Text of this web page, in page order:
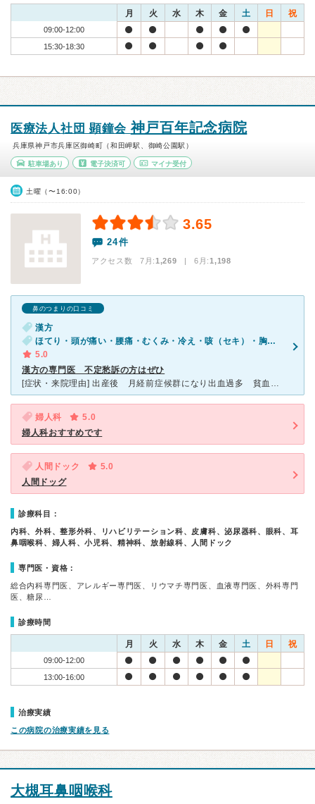
月 火 水 木 金 土 日 祝
09:00-12:00
15:30-18:30
医療法人社団 顕鐘会神戸百年記念病院
兵庫県神戸市兵庫区御崎町（和田岬駅、御崎公園駅）
駐車場あり 電子決済可 マイナ受付
土曜（〜16:00）
3.65
24件
アクセス数 7月:1,269 | 6月:1,198
鼻のつまりの口コミ
漢方
ほてり・頭が痛い・腰痛・むくみ・冷え・咳（セキ）・胸やけ・胃もたれ・皮膚の発疹・かゆみ・鼻のつまり・手足が痛い（関節を除く）・おしっこの回数・尿の量が多い
5.0
漢方の専門医 不定愁訴の方はぜひ
[症状・来院理由] 出産後 月経前症候群になり出血過多 貧血 子宮筋腫 神経痛 じんましん 偏頭痛と不定愁訴が出るようになり、日常生活もつらい状態に。近所の医院で検査をしましたが原因不明で 漢方専
婦人科
5.0
婦人科おすすめです
人間ドック
5.0
人間ドッグ
診療科目：
内科、外科、整形外科、リハビリテーション科、皮膚科、泌尿器科、眼科、耳
鼻咽喉科、婦人科、小児科、精神科、放射線科、人間ドック
専門医・資格：
総合内科専門医、アレルギー専門医、リウマチ専門医、血液専門医、外科専門
医、糖尿…
診療時間
月 火 水 木 金 土 日 祝
09:00-12:00
13:00-16:00
治療実績
この病院の治療実績を見る
大槻耳鼻咽喉科